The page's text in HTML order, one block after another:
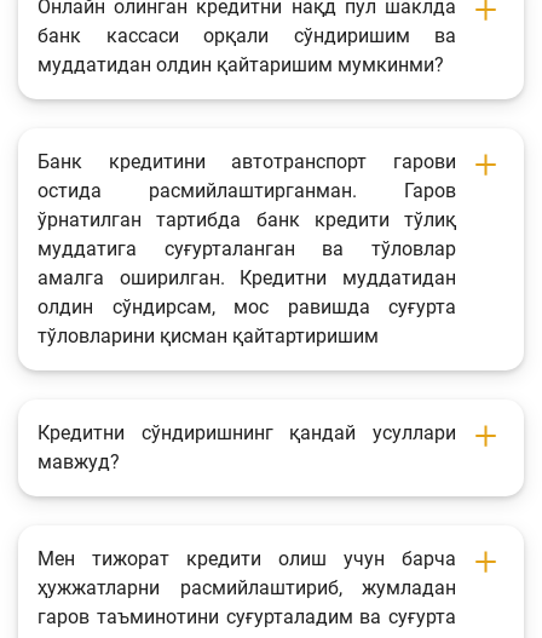
Онлайн олинган кредитни нақд пул шаклда
банк кассаси орқали сўндиришим ва
муддатидан олдин қайтаришим мумкинми?
Банк кредитини автотранспорт гарови
остида расмийлаштирганман. Гаров
ўрнатилган тартибда банк кредити тўлиқ
муддатига суғурталанган ва тўловлар
амалга оширилган. Кредитни муддатидан
олдин сўндирсам, мос равишда суғурта
тўловларини қисман қайтартиришим
Кредитни сўндиришнинг қандай усуллари
мавжуд?
Мен тижорат кредити олиш учун барча
ҳужжатларни расмийлаштириб, жумладан
гаров таъминотини суғурталадим ва суғурта